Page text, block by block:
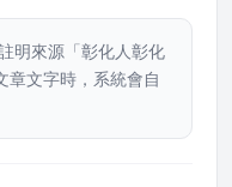
明來源「彰化人彰化
章文字時，系統會自